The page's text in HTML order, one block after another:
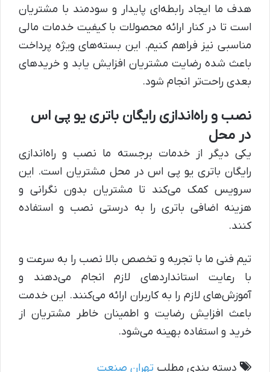
هدف ما ایجاد رابطه‌ای پایدار و سودمند با مشتریان
است تا در کنار ارائه محصولات با کیفیت خدمات مالی
مناسبی نیز فراهم کنیم. این بسته‌های ویژه پرداخت
باعث شده رضایت مشتریان افزایش یابد و خریدهای
بعدی راحت‌تر انجام شود.
نصب و راه‌اندازی رایگان باتری یو پی اس
در محل
یکی دیگر از خدمات برجسته ما نصب و راه‌اندازی
رایگان باتری یو پی اس در محل مشتریان است. این
سرویس کمک می‌کند تا مشتریان بدون نگرانی و
هزینه اضافی باتری را به درستی نصب و استفاده
کنند.
تیم فنی ما با تجربه و تخصص بالا نصب را به سرعت و
با رعایت استانداردهای لازم انجام می‌دهند و
آموزش‌های لازم را به کاربران ارائه می‌کنند. این خدمت
باعث افزایش رضایت و اطمینان خاطر مشتریان از
خرید و استفاده بهینه می‌شود.
دسته بندی مطلب تهران صنعت